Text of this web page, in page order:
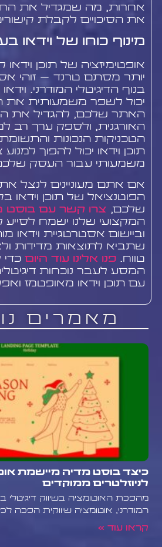
אחרות, מה שמגדיל את
את הסיכויים לקבלת
מינוף כוחו של וידאו
אופטימיזציה של תוכן וידאו
יותר מסתם טרנד – זוהי
בנוף הדיגיטלי המודרני.
יכול לשפר משמעותית את
האתר שלכם, להגדיל את
האורגנית, ולספק ערך רב
הטכניקות הנכונות
תוכן וידאו יכול להפוך
משמעותי עבור העסק
אם אתם מעוניינים לנצל
הפוטנציאל של תוכן וידאו
שלכם, צרו קשר עם בוסט
המקצועי שלנו ישמח לסייע
וביישום אסטרטגיית וידאו
שתביא לתוצאות מדידות
טווח. פנו אלינו עוד היוםכדי
המסע לעבר נוכחות
עם תוכן וידאו מאופטמז
מאמרים
כיצד בוסט מדיה מיישמת
לניוזלטרים ממוקדים
מהפכת האוטומציה בשיווק דיגיטלי
המודרני, אוטומציה שיווקית הפכה
קראו עוד »